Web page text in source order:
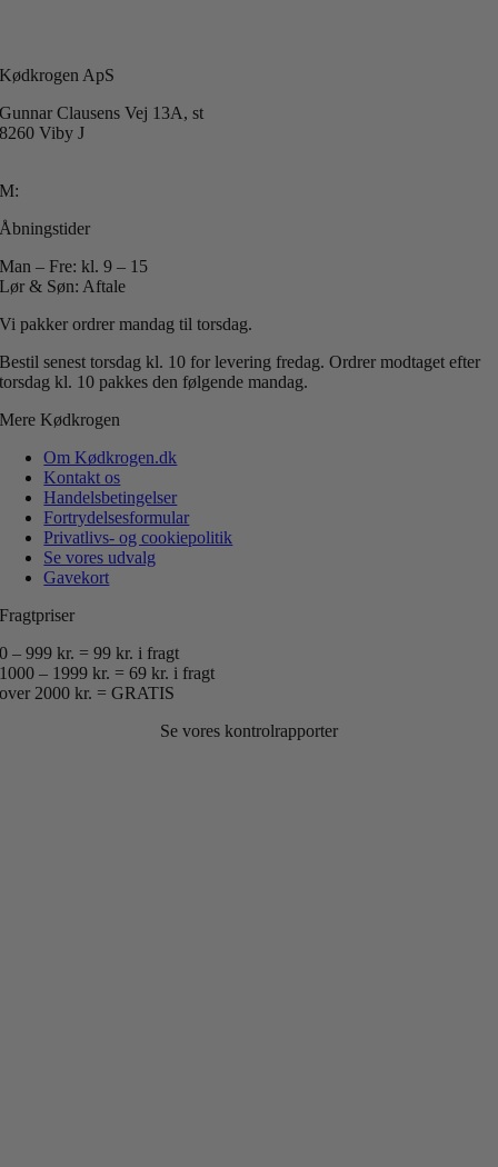
Kødkrogen ApS
Gunnar Clausens Vej 13A, st
8260 Viby J
M:
Åbningstider
Man – Fre: kl. 9 – 15
Lør & Søn: Aftale
Vi pakker ordrer mandag til torsdag.
Bestil senest torsdag kl. 10 for levering fredag.Ordrer modtaget efter
torsdag kl. 10 pakkes den følgende mandag.
Mere Kødkrogen
Om Kødkrogen.dk
Kontakt os
Handelsbetingelser
Fortrydelsesformular
Privatlivs- og cookiepolitik
Se vores udvalg
Gavekort
Fragtpriser
0 – 999 kr. = 99 kr. i fragt
1000 – 1999 kr. = 69 kr. i fragt
over 2000 kr. = GRATIS
Se vores kontrolrapporter